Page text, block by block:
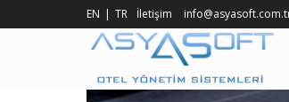
EN TR İletişim